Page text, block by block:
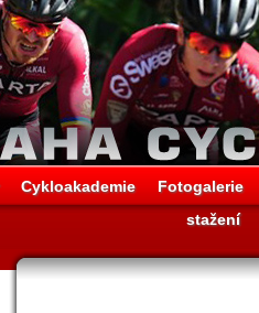
Cykloakademie
Fotogalerie
stažení